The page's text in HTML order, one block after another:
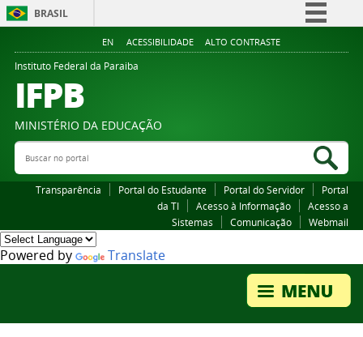
BRASIL
Simplifique!
Legislação
EN ACESSIBILIDADE ALTO CONTRASTE
Instituto Federal da Paraiba
IFPB
MINISTÉRIO DA EDUCAÇÃO
Buscar no portal
Transparência Portal do Estudante Portal do Servidor
Portal
da TI
Acesso à Informação
Acesso a
Sistemas
Comunicação Webmail
Powered by Translate